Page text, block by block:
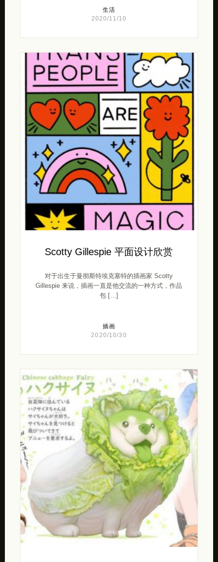
生活
2020/11/10
Scotty Gillespie 平面设计欣赏
对于出生于曼彻斯特埃克塞特的插画家 Scotty
Gillespie 来说，插画一直是他交流的一种方式，作品
包 […]
插画
2020/10/30